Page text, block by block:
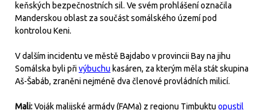
keňských bezpečnostních sil. Ve svém prohlášení označila
Manderskou oblast za součást somálského území pod
kontrolou Keni.
V dalším incidentu ve městě Bajdabo v provincii Bay na jihu
Somálska byli přivýbuchu kasáren, za kterým měla stát skupina
Aš-Šabáb, zraněni nejméně dva členové provládních milicí.
Mali:Voják malijské armády (FAMa) z regionu Timbuktu opustil